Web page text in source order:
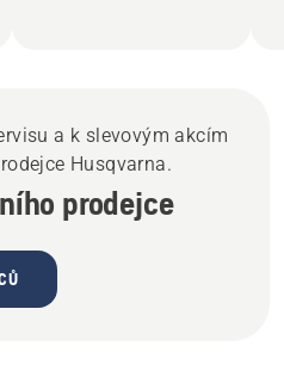
a k slevovým akcím
Husqvarna.
prodejce